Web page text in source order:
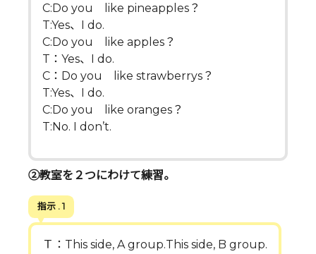
C:Do you like pineapples？
T:Yes、I do.
C:Do you like apples？
T：Yes、I do.
C：Do you like strawberrys？
T:Yes、I do.
C:Do you like oranges？
T:No. I don’t.
②教室を２つにわけて練習。
指示 . 1
Ｔ：This side, A group.This side, B group.